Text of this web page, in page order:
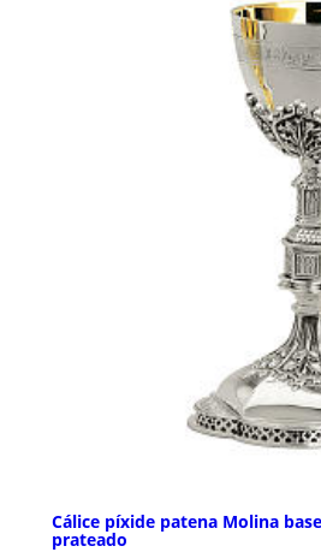
Cálice píxide patena Molina
prateado